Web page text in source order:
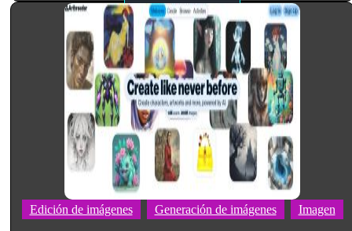
Edición de imágenes Generación de imágenes Imagen